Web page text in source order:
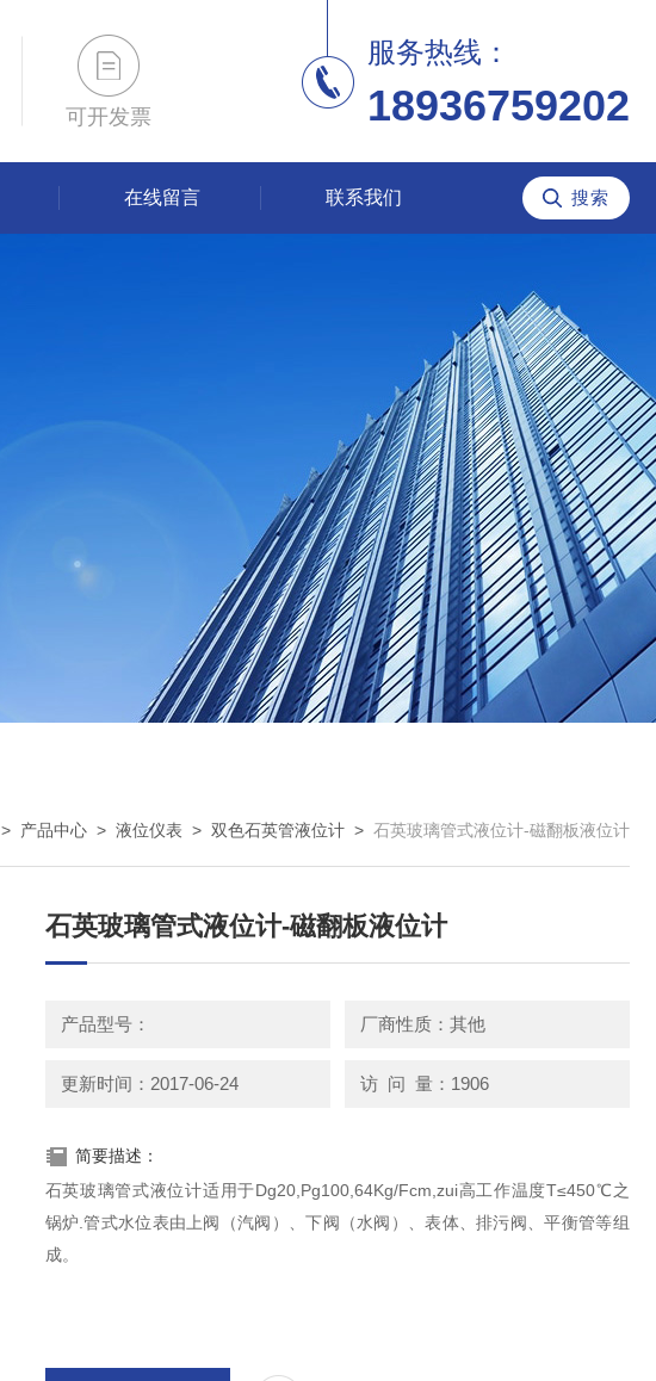
可开发票
服务热线：
18936759202
在线留言 联系我们
> 产品中心 > 液位仪表 > 双色石英管液位计 > 石英玻璃管式液位计-磁翻板液位计
石英玻璃管式液位计-磁翻板液位计
产品型号： 厂商性质：其他
更新时间：2017-06-24 访 问 量：1906
简要描述：
石英玻璃管式液位计适用于Dg20,Pg100,64Kg/Fcm,zui高工作温度T≤450℃之
锅炉.管式水位表由上阀（汽阀）、下阀（水阀）、表体、排污阀、平衡管等组
成。